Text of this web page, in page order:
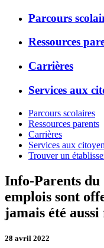
Parcours
Ressources
Carrières
Services aux
Parcours scolaires
Ressources parents
Carrières
Services aux
Trouver un
Info-Parents
emplois sont
jamais été
28 avril 2022